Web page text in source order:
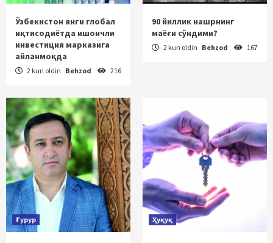
Ўзбекистон янги глобал
иқтисодиётда ишончли
инвестиция марказига
айланмоқда
2 kun oldin Behzod 216
90 йиллик нашрнинг
маёғи сўндими?
2 kun oldin Behzod 167
Ғурур Ҳуқуқ